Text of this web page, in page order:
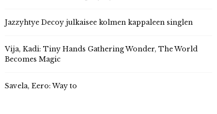
Jazzyhtye Decoy julkaisee kolmen kappaleen singlen
Vija, Kadi: Tiny Hands Gathering Wonder, The World
Becomes Magic
Savela, Eero: Way to